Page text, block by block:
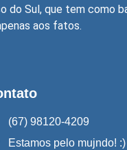
do Sul, que tem como
aos fatos.
(67) 98120-4209
Estamos pelo mujndo! :)